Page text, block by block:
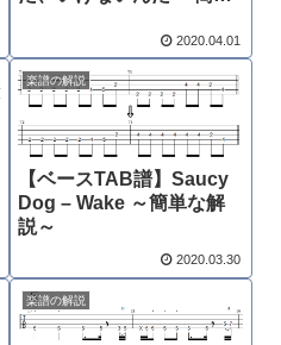
2020.04.01
楽譜の解説
【ベースTAB譜】Saucy
Dog – Wake ～簡単な解
説～
2020.03.30
楽譜の解説